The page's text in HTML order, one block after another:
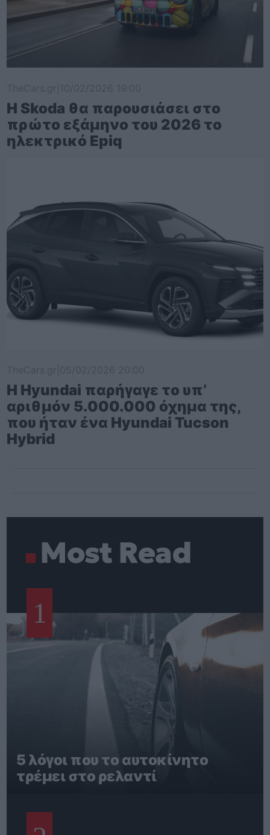
Η Skoda θα παρουσιάσει στο
πρώτο εξάμηνο του 2026 το
ηλεκτρικό Epiq
Η Hyundai παρήγαγε το υπ’
αριθμόν 5.000.000 όχημα της,
που ήταν ένα Hyundai Tucson
Hybrid
Most Read
1
5 λόγοι που το αυτοκίνητο
τρέμει στο ρελαντί